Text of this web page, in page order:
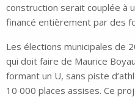
construction serait couplée à
financé entièrement par des
Les élections municipales de
qui doit faire de Maurice
formant un U, sans piste
10 000 places assises. Ce